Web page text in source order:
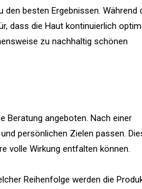
besten Ergebnissen. Während
dass die Haut kontinuierlich
zu nachhaltig schönen
Beratung angeboten. Nach einer
persönlichen Zielen passen.
volle Wirkung entfalten können.
Reihenfolge werden die